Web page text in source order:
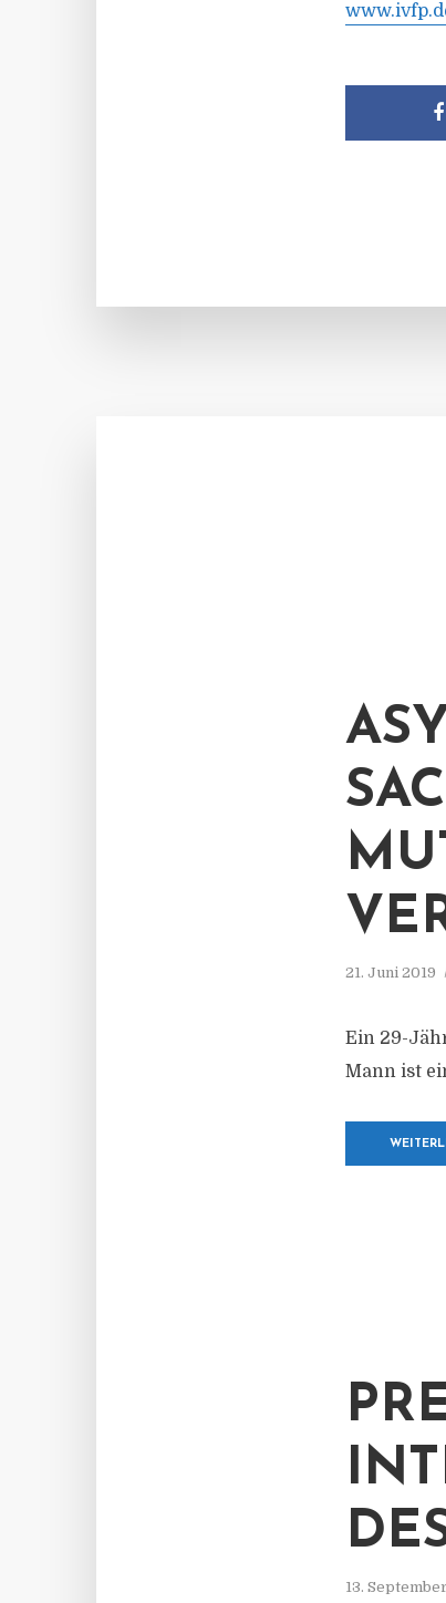
21. Juni 2019
Ein 29-
Mann ist
ES
13.